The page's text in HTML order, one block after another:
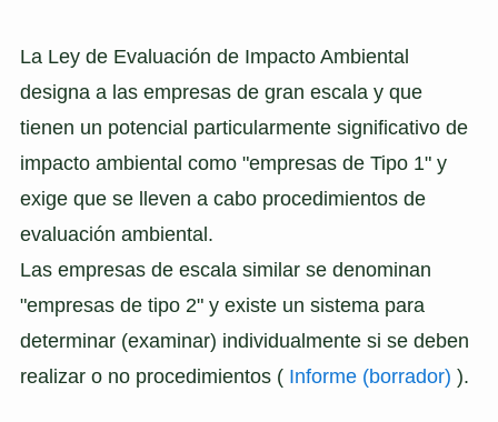
La Ley de Evaluación de Impacto Ambiental
designa a las empresas de gran escala y que
tienen un potencial particularmente significativo de
impacto ambiental como "empresas de Tipo 1" y
exige que se lleven a cabo procedimientos de
evaluación ambiental.
Las empresas de escala similar se denominan
"empresas de tipo 2" y existe un sistema para
determinar (examinar) individualmente si se deben
realizar o no procedimientos ( Informe (borrador) ).